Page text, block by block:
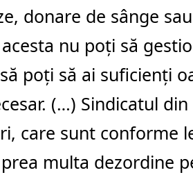
donare de sânge
nu poți să
poți să ai suficienți
(…) Sindicatul
care sunt conforme
multa dezordine